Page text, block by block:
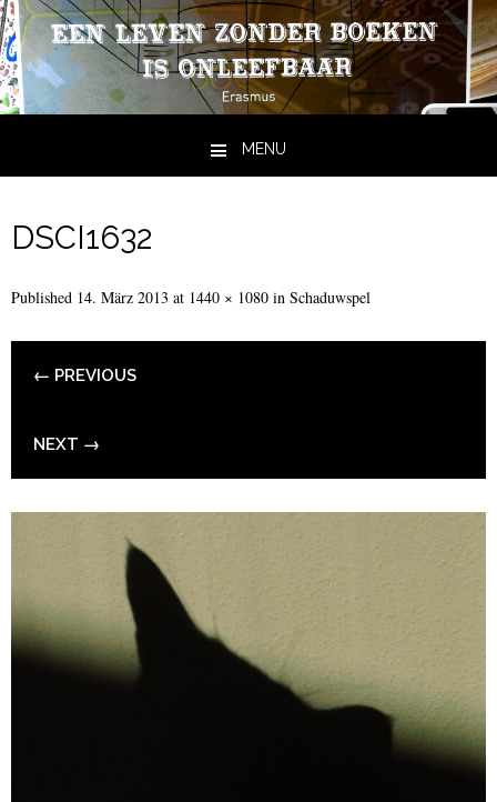
MENU
DSCI1632
Published 14. März 2013 at 1440 × 1080 in Schaduwspel
← PREVIOUS
NEXT →